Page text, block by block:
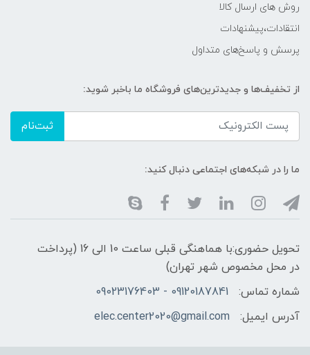
روش های ارسال کالا
انتقادات،پیشنهادات
پرسش و پاسخ‌های متداول
از تخفیف‌ها و جدیدترین‌های فروشگاه ما باخبر شوید:
ثبت‌نام
ما را در شبکه‌های اجتماعی دنبال کنید:
تحویل حضوری:با هماهنگی قبلی ساعت 10 الی 16 (پرداخت
در محل مخصوص شهر تهران)
شماره تماس:
09120187841 - 09023176403
آدرس ایمیل:
elec.center2020@gmail.com